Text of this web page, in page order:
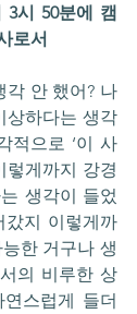
시 50분에 캠
로서
각 안 했어? 나
상하다는 생각
적으로 ‘이 사
렇게까지 강경
생각이 들었
갔지 이렇게까
한 거구나 생
의 비루한 상
스럽게 들더